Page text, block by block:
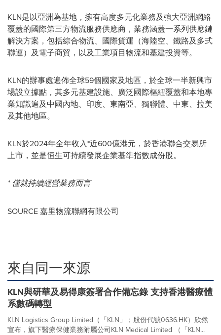
KLN是以亞洲為基地，擁有高度多元化業務及強大亞洲網絡
覆蓋的國際第三方物流服務供應商，業務涵蓋一系列供應鏈
解決方案，包括綜合物流、國際貨運（海陸空、鐵路及多式
聯運）及電子商貿，以及工業項目物流和基建投資等。
KLN的辦事處遍佈全球59個國家及地區，於全球一半新興市
場設立據點，其多元基建設施、廣泛國際樞紐覆蓋和本地專
業知識遍及中國內地、印度、東南亞、獨聯體、中東、拉美
及其他地區。
KLN於2024年全年收入*近600億港元，於香港聯合交易所
上市，並是恒生可持續發展企業基準指數成份股。
*僅就持續經營業務而言
SOURCE 嘉里物流聯網有限公司
來自同一來源
KLN與研華及易得康簽署合作備忘錄 支持香港醫療體
系數碼轉型
KLN Logistics Group Limited（「KLN」；股份代號0636.HK）欣然
宣布，旗下醫療保健業務附屬公司KLN Medical Limited （「KLN...